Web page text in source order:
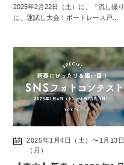
2025年2月22日（土）に、『流し撮り
に、運試し大会！ボートレース戸...
2025年1月4日（土）〜1月13日
（月）